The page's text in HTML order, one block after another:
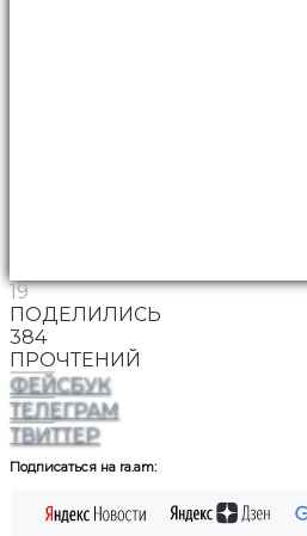
19
ПОДЕЛИЛИСЬ
384
ПРОЧТЕНИЙ
ФЕЙСБУК
ТЕЛЕГРАМ
ТВИТТЕР
Подписаться на ra.am: